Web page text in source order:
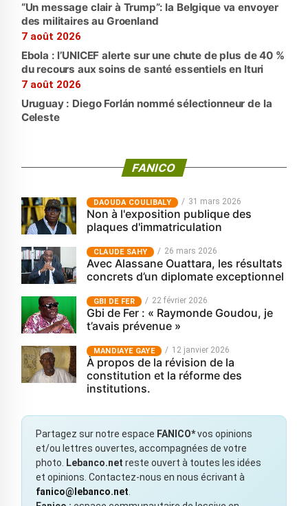
“Un message clair à Trump”: la Belgique va envoyer
des militaires au Groenland
7 août 2026
Ebola : l’UNICEF alerte sur une chute de plus de 40 %
du recours aux soins de santé essentiels en Ituri
7 août 2026
Uruguay : Diego Forlán nommé sélectionneur de la
Celeste
FANICO
‎DAOUDA COULIBALY 31 mars 2026
Non à l'exposition publique des
plaques d'immatriculation
CLAUDE SAHY 26 mars 2026
Avec Alassane Ouattara, les résultats
concrets d’un diplomate exceptionnel
GBI DE FER 22 février 2026
Gbi de Fer : « Raymonde Goudou, je
t’avais prévenue »
MANDIAYE GAYE 12 janvier 2026
À propos de la révision de la
constitution et la réforme des
institutions.
Partagez sur notre espace FANICO*vos opinions
et/ou lettres ouvertes, accompagnées de votre
photo. Lebanco.net reste ouvert à toutes les idées
et opinions. Contactez-nous en nous écrivant à
fanico@lebanco.net.